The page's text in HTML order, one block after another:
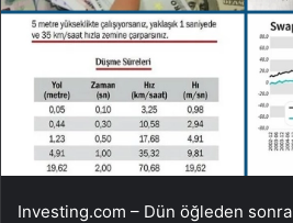
Investing.com – Dün öğleden sonra